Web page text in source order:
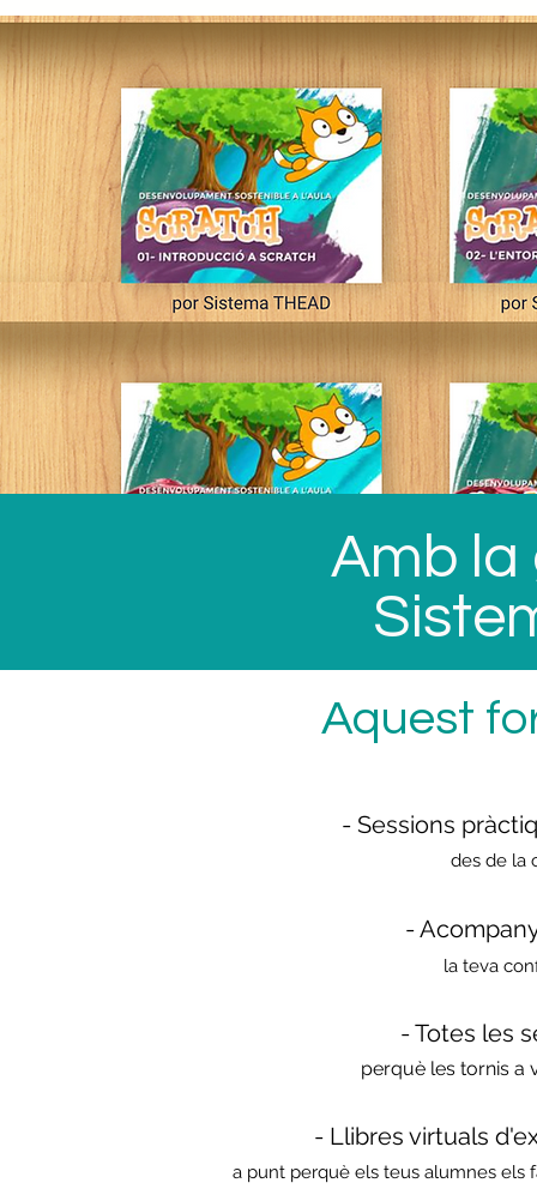
Amb
Aquest
- Sessions
des de la
-
la teva
- Totes les
perquè les tornis a
- Llibres virtuals
a punt perquè els teus alumnes els